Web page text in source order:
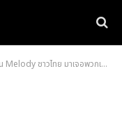
งาน 2024 BTOB FAN-CON [OUR DREAM] IN THAILAND